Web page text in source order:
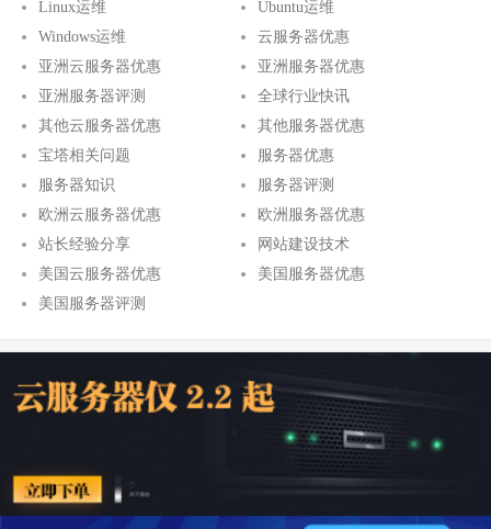
Linux运维
Ubuntu运维
Windows运维
云服务器优惠
亚洲云服务器优惠
亚洲服务器优惠
亚洲服务器评测
全球行业快讯
其他云服务器优惠
其他服务器优惠
宝塔相关问题
服务器优惠
服务器知识
服务器评测
欧洲云服务器优惠
欧洲服务器优惠
站长经验分享
网站建设技术
美国云服务器优惠
美国服务器优惠
美国服务器评测